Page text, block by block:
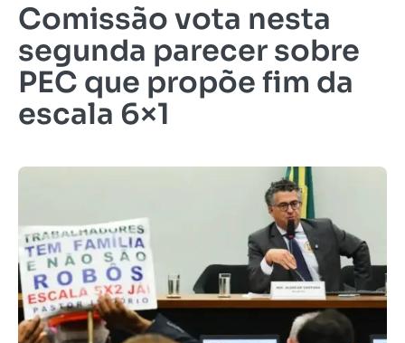
Comissão vota nesta
segunda parecer sobre
PEC que propõe fim da
escala 6×1